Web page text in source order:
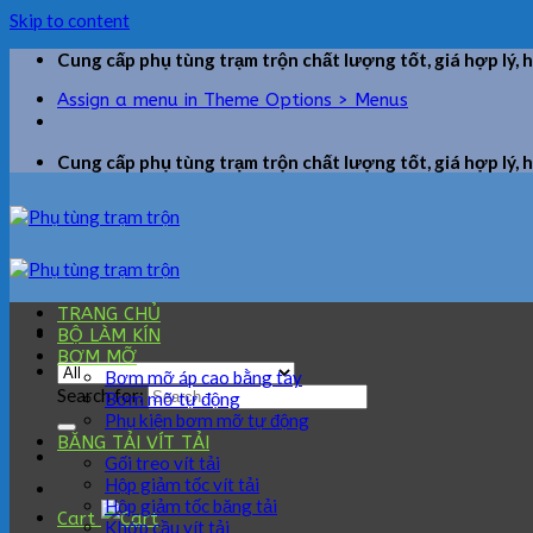
Skip to content
Cung cấp phụ tùng trạm trộn chất lượng tốt, giá hợp lý,
Assign a menu in Theme Options > Menus
Cung cấp phụ tùng trạm trộn chất lượng tốt, giá hợp lý,
Search for:
Cart
TRANG CHỦ
BỘ LÀM KÍN
BƠM MỠ
Bơm mỡ áp cao bằng tay
Bơm mỡ tự động
Phụ kiện bơm mỡ tự động
BĂNG TẢI VÍT TẢI
Gối treo vít tải
Hộp giảm tốc vít tải
Hộp giảm tốc băng tải
Khớp cầu vít tải